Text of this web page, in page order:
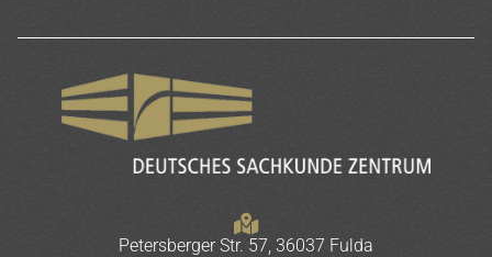
Petersberger Str. 57, 36037 Fulda